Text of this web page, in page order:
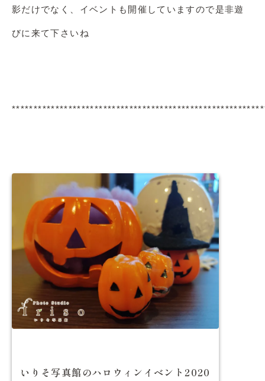
影だけでなく、イベントも開催していますので是非遊
びに来て下さいね
いりそ写真館のハロウィンイベント2020